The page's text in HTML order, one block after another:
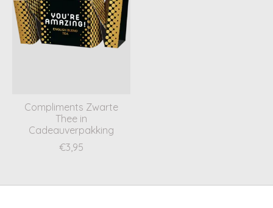
Compliments Zwarte
Thee in
Cadeauverpakking
€3,95